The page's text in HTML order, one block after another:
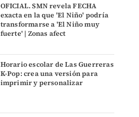
OFICIAL. SMN revela FECHA
exacta en la que 'El Niño' podría
transformarse a 'El Niño muy
fuerte' | Zonas afect
Horario escolar de Las Guerreras
K-Pop: crea una versión para
imprimir y personalizar